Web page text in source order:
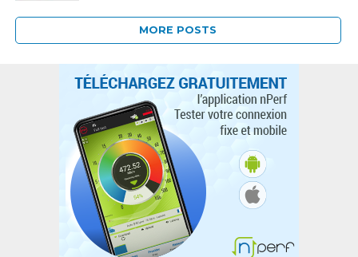
MORE POSTS